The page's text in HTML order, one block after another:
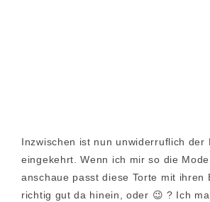
Inzwischen ist nun unwiderruflich der
eingekehrt. Wenn ich mir so die
anschaue passt diese Torte mit ihren
richtig gut da hinein, oder 😉 ? Ich